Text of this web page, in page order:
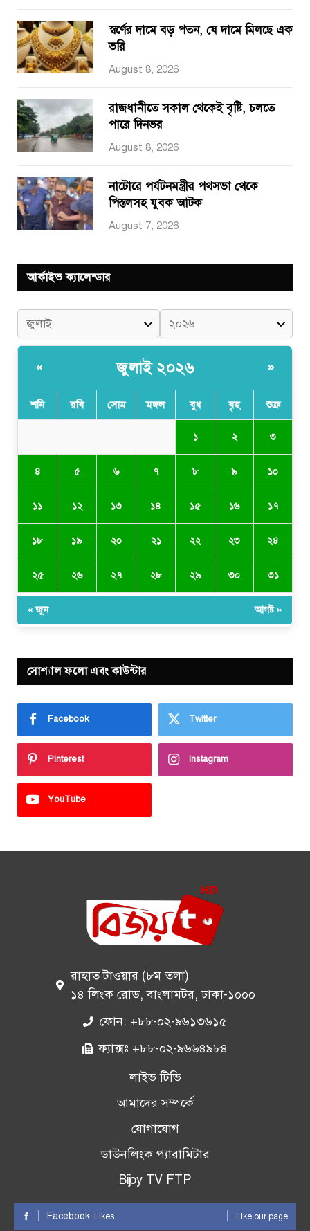
স্বর্ণের দামে বড় পতন, যে দামে মিলছে এক
ভরি
August 8, 2026
রাজধানীতে সকাল থেকেই বৃষ্টি, চলতে
পারে দিনভর
August 8, 2026
নাটোরে পর্যটনমন্ত্রীর পথসভা থেকে
পিস্তলসহ যুবক আটক
August 7, 2026
আর্কাইভ ক্যালেন্ডার
« জুলাই ২০২৬ »
শনি রবি সোম মঙ্গল বুধ বৃহ শুক্র
১ ২ ৩
৪ ৫ ৬ ৭ ৮ ৯ ১০
১১ ১২ ১৩ ১৪ ১৫ ১৬ ১৭
১৮ ১৯ ২০ ২১ ২২ ২৩ ২৪
২৫ ২৬ ২৭ ২৮ ২৯ ৩০ ৩১
« জুন আগষ্ট »
সোশ্যাল ফলো এবং কাউন্টার
Facebook Twitter
Pinterest Instagram
YouTube
রাহাত টাওয়ার (৮ম তলা)
১৪ লিংক রোড, বাংলামটর, ঢাকা-১০০০
ফোন: +৮৮-০২-৯৬১৩৬১৫
ফ্যাক্সঃ +৮৮-০২-৯৬৬৪৯৮৪
লাইভ টিভি
আমাদের সম্পর্কে
যোগাযোগ
ডাউনলিংক প্যারামিটার
Bijoy TV FTP
Facebook Likes Like our page